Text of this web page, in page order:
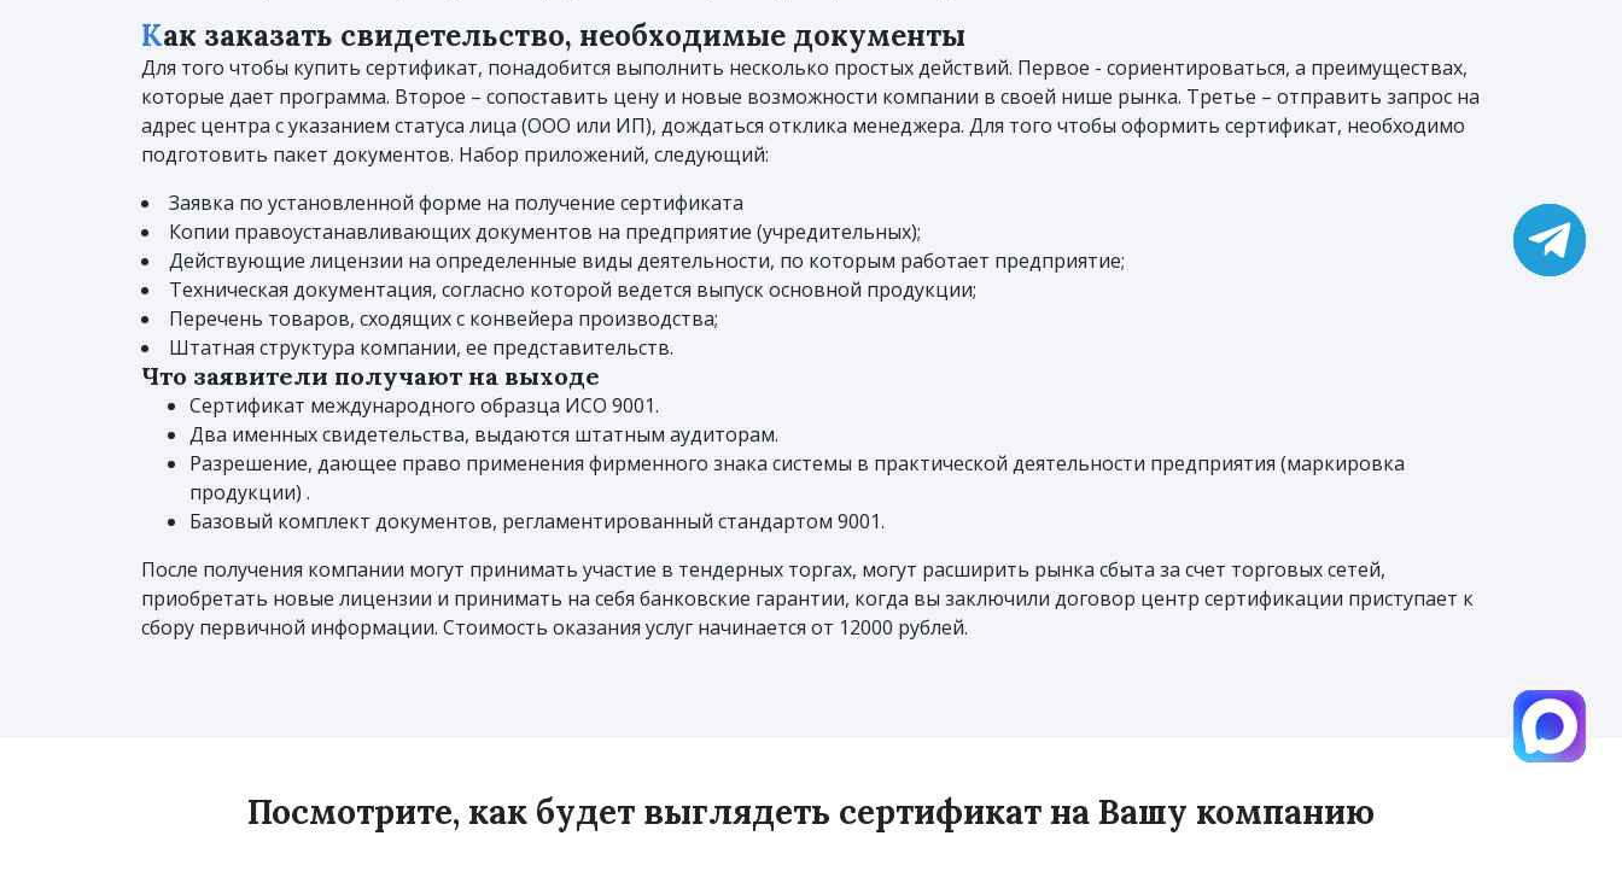
Как заказать свидетельство, необходимые документы
Для того чтобы купить сертификат, понадобится выполнить несколько простых действий. Первое - сориентироваться, а преимуществах,
которые дает программа. Второе – сопоставить цену и новые возможности компании в своей нише рынка. Третье – отправить запрос на
адрес центра с указанием статуса лица (ООО или ИП), дождаться отклика менеджера. Для того чтобы оформить сертификат, необходимо
подготовить пакет документов. Набор приложений, следующий:
Заявка по установленной форме на получение сертификата
Копии правоустанавливающих документов на предприятие (учредительных);
Действующие лицензии на определенные виды деятельности, по которым работает предприятие;
Техническая документация, согласно которой ведется выпуск основной продукции;
Перечень товаров, сходящих с конвейера производства;
Штатная структура компании, ее представительств.
Что заявители получают на выходе
Сертификат международного образца ИСО 9001.
Два именных свидетельства, выдаются штатным аудиторам.
Разрешение, дающее право применения фирменного знака системы в практической деятельности предприятия (маркировка
продукции) .
Базовый комплект документов, регламентированный стандартом 9001.
После получения компании могут принимать участие в тендерных торгах, могут расширить рынка сбыта за счет торговых сетей,
приобретать новые лицензии и принимать на себя банковские гарантии, когда вы заключили договор центр сертификации приступает к
сбору первичной информации. Стоимость оказания услуг начинается от 12000 рублей.
Посмотрите, как будет выглядеть сертификат на Вашу компанию